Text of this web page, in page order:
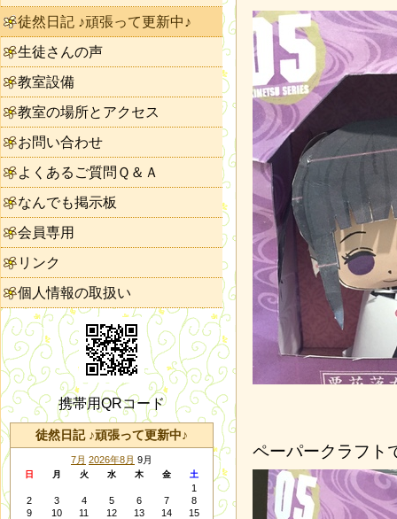
ペーパークラフト
徒然日記 ♪頑張って更新中♪
生徒さんの声
教室設備
教室の場所とアクセス
お問い合わせ
よくあるご質問Ｑ＆Ａ
なんでも掲示板
会員専用
リンク
個人情報の取扱い
携帯用QRコード
徒然日記 ♪頑張って更新中♪
7月 2026年8月 9月
日 月 火 水 木 金 土
1
2
3 4 5 6 7
8
9
10 11 12 13 14
15